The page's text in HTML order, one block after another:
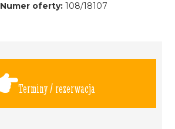
Numer oferty:108/18107
Terminy / rezerwacja